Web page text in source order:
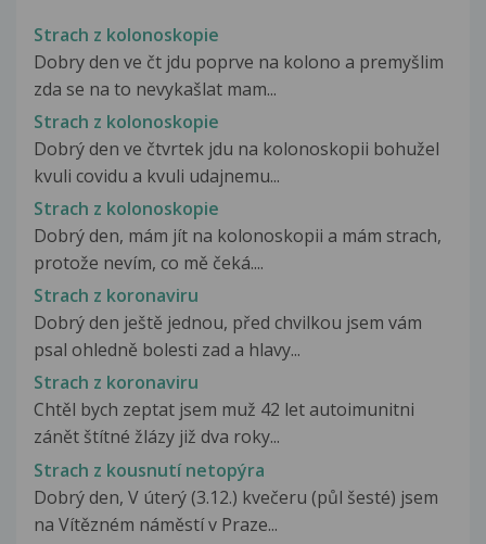
Strach z kolonoskopie
Dobry den ve čt jdu poprve na kolono a premyšlim
zda se na to nevykašlat mam...
Strach z kolonoskopie
Dobrý den ve čtvrtek jdu na kolonoskopii bohužel
kvuli covidu a kvuli udajnemu...
Strach z kolonoskopie
Dobrý den, mám jít na kolonoskopii a mám strach,
protože nevím, co mě čeká....
Strach z koronaviru
Dobrý den ještě jednou, před chvilkou jsem vám
psal ohledně bolesti zad a hlavy...
Strach z koronaviru
Chtěl bych zeptat jsem muž 42 let autoimunitni
zánět štítné žlázy již dva roky...
Strach z kousnutí netopýra
Dobrý den, V úterý (3.12.) kvečeru (půl šesté) jsem
na Vítězném náměstí v Praze...